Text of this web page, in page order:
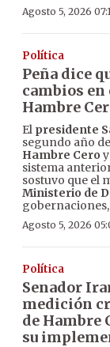
Agosto 5, 2026
Política
Peña dice
cambios en
Hambre
El presidente
segundo año
Hambre Cero
sistema
sostuvo que el
Ministerio de
gobernaciones,
Agosto 5, 2026
Política
Senador
medición
de Hambre
su